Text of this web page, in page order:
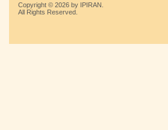
Copyright © 2026 by IPIRAN.
All Rights Reserved.